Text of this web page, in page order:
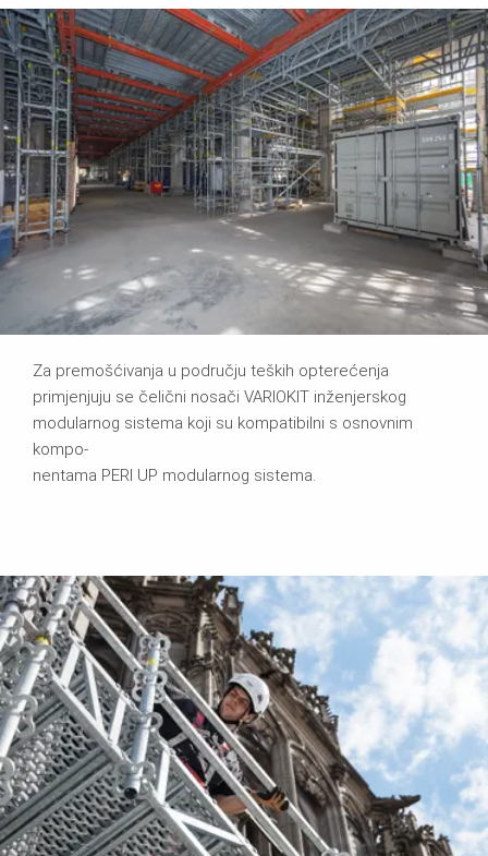
Za premošćivanja u području teških opterećenja
primjenjuju se čelični nosači VARIOKIT inženjerskog
modularnog sistema koji su kompatibilni s osnovnim
kompo-
nentama PERI UP modularnog sistema.